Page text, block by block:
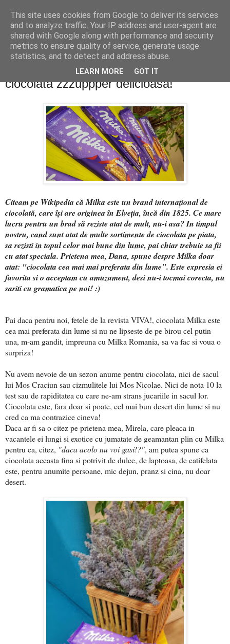
PentruDive.ro
luni, 2 decembrie 2019
giveaway MILKA: câștigă 3 kilograme de
ciocolată zzzuppper delicioasă!
Citeam pe Wikipedia că Milka este un brand internațional de
ciocolată, care își are originea în Elveția, încă din 1825. Ce mare
lucru pentru un brad să reziste atat de mult, nu-i asa? In timpul
nostru, cand sunt atat de multe sortimente de ciocolata pe piata,
sa rezisti in topul celor mai bune din lume, pai chiar trebuie sa fii
cu atat speciala. Prietena mea, Dana, spune despre Milka doar
atat: "ciocolata cea mai mai preferata din lume". Este expresia ei
favorita si o acceptam cu amuzament, desi nu-i tocmai corecta, nu
sariti cu gramatica pe noi! :)
Pai daca pentru noi, fetele de la revista VIVA!, ciocolata Milka este
cea mai preferata din lume si nu ne lipseste de pe birou cel putin
una, m-am gandit, impreuna cu Milka Romania, sa va fac si voua o
surpriza!
Nu avem nevoie de un sezon anume pentru ciocolata, nici de sacul
lui Mos Craciun sau cizmulitele lui Mos Nicolae. Nici de nota 10 la
test sau de rapiditatea cu care ne-am strans jucariile in sacul lor.
Ciocolata este, fara doar si poate, cel mai bun desert din lume si nu
cred ca ma contrazice cineva!
Daca ar fi sa o citez pe prietena mea, Mirela, care pleaca in
vacantele ei lungi si exotice cu jumatate de geamantan plin cu Milka
pentru ca, citez, "daca acolo nu voi gasi!?", am putea spune ca
ciocolata aceasta fina si potrivit de dulce, de laptoasa, de catifelata
este, pentru anumite persoane, mic dejun, pranz si cina, nu doar
desert.
This site uses cookies from Google to deliver its services
and to analyze traffic. Your IP address and user-agent are
shared with Google along with performance and security
metrics to ensure quality of service, generate usage
statistics, and to detect and address abuse.
LEARN MORE GOT IT